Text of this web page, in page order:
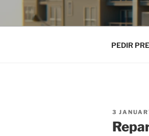
PEDIR
POSTED
ON
3